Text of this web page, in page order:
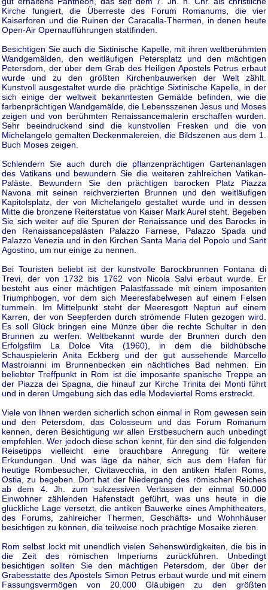
Kirche fungiert, die Überreste des Forum Romanums, die vier
Kaiserforen und die Ruinen der Caracalla-Thermen, in denen heute
Open-Air Opernaufführungen stattfinden.
Besichtigen Sie auch die Sixtinische Kapelle, mit ihren weltberühmten
Wandgemälden, den weitläufigen Petersplatz und den mächtigen
Petersdom, der über dem Grab des Heiligen Apostels Petrus erbaut
wurde und zu den größten Kirchenbauwerken der Welt zählt.
Kunstvoll ausgestaltet wurde die prächtige Sixtinische Kapelle, in der
sich einige der weltweit bekanntesten Gemälde befinden, wie die
farbenprächtigen Wandgemälde, die Lebensszenen Jesus und Moses
zeigen und von berühmten Renaissancemalerin erschaffen wurden.
Sehr beeindruckend sind die kunstvollen Fresken und die von
Michelangelo gemalten Deckenmalereien, die Bildszenen aus dem 1.
Buch Moses zeigen.
Schlendern Sie auch durch die pflanzenprächtigen Gartenanlagen
des Vatikans und bewundern Sie die weiteren zahlreichen Vatikan-
Paläste. Bewundern Sie den prächtigen barocken Platz Piazza
Navona mit seinen reichverzierten Brunnen und den weitläufigen
Kapitolsplatz, der von Michelangelo gestaltet wurde und in dessen
Mitte die bronzene Reiterstatue von Kaiser Mark Aurel steht. Begeben
Sie sich weiter auf die Spuren der Renaissance und des Barocks in
den Renaissancepalästen Palazzo Farnese, Palazzo Spada und
Palazzo Venezia und in den Kirchen Santa Maria del Popolo und Sant
Agostino, um nur einige zu nennen.
Bei Touristen beliebt ist der kunstvolle Barockbrunnen Fontana di
Trevi, der von 1732 bis 1762 von Nicola Salvi erbaut wurde. Er
besteht aus einer mächtigen Palastfassade mit einem imposanten
Triumphbogen, vor dem sich Meeresfabelwesen auf einem Felsen
tummeln. Im Mittelpunkt steht der Meeresgott Neptun auf einem
Karren, der von Seepferden durch strömende Fluten gezogen wird.
Es soll Glück bringen eine Münze über die rechte Schulter in den
Brunnen zu werfen. Weltbekannt wurde der Brunnen durch den
Erfolgsfilm La Dolce Vita (1960), in dem die bildhübsche
Schauspielerin Anita Eckberg und der gut aussehende Marcello
Mastroianni im Brunnenbecken ein nächtliches Bad nehmen. Ein
beliebter Treffpunkt in Rom ist die imposante spanische Treppe an
der Piazza dei Spagna, die hinauf zur Kirche Trinita dei Monti führt
und in deren Umgebung sich das edle Modeviertel Roms erstreckt.
Viele von Ihnen werden sicherlich schon einmal in Rom gewesen sein
und den Petersdom, das Colosseum und das Forum Romanum
kennen, deren Besichtigung wir allen Erstbesuchern auch unbedingt
empfehlen. Wer jedoch diese schon kennt, für den sind die folgenden
Reisetipps vielleicht eine brauchbare Anregung für weitere
Erkundungen. Und was läge da näher, sich aus dem Hafen für
heutige Rombesucher, Civitavecchia, in den antiken Hafen Roms,
Ostia, zu begeben. Dort hat der Niedergang des römischen Reiches
ab dem 4. Jh. zum sukzessiven Verlassen der einmal 50.000
Einwohner zählenden Hafenstadt geführt, was uns heute in die
glückliche Lage versetzt, die antiken Bauwerke eines Amphitheaters,
des Forums, zahlreicher Thermen, Geschäfts- und Wohnhäuser
besichtigen zu können, die teilweise noch prächtige Mosaike zieren.
Rom selbst lockt mit unendlich vielen Sehenswürdigkeiten, die bis in
die Zeit des römischen Imperiums zurückführen. Unbedingt
besichtigen sollten Sie den mächtigen Petersdom, der über der
Grabesstätte des Apostels Simon Petrus erbaut wurde und mit einem
Fassungsvermögen von 20.000 Gläubigen zu den größten